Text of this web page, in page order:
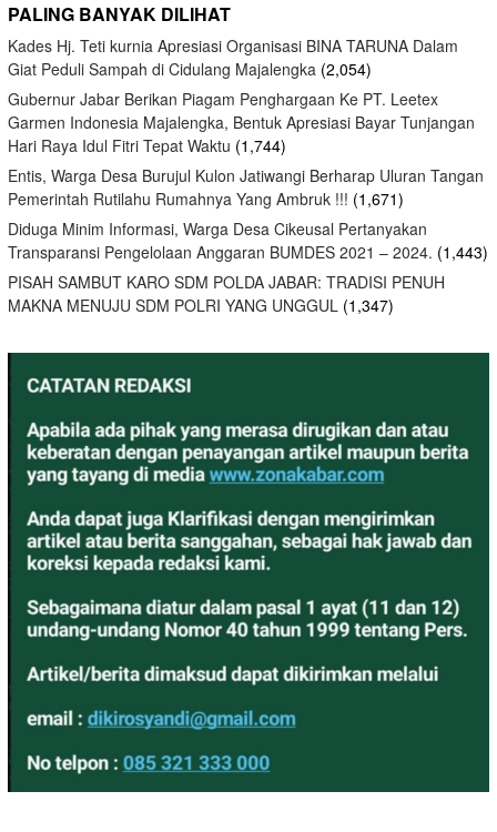
PALING BANYAK DILIHAT
Kades Hj. Teti kurnia Apresiasi Organisasi BINA TARUNA Dalam
Giat Peduli Sampah di Cidulang Majalengka (2,054)
Gubernur Jabar Berikan Piagam Penghargaan Ke PT. Leetex
Garmen Indonesia Majalengka, Bentuk Apresiasi Bayar Tunjangan
Hari Raya Idul Fitri Tepat Waktu (1,744)
Entis, Warga Desa Burujul Kulon Jatiwangi Berharap Uluran Tangan
Pemerintah Rutilahu Rumahnya Yang Ambruk !!! (1,671)
Diduga Minim Informasi, Warga Desa Cikeusal Pertanyakan
Transparansi Pengelolaan Anggaran BUMDES 2021 – 2024. (1,443)
PISAH SAMBUT KARO SDM POLDA JABAR: TRADISI PENUH
MAKNA MENUJU SDM POLRI YANG UNGGUL (1,347)